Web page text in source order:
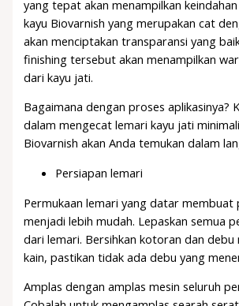
yang tepat akan menampilkan
kayu Biovarnish yang merupakan cat
akan menciptakan transparansi yang
finishing tersebut akan menampilkan
dari kayu jati.
Bagaimana dengan proses aplikasinya?
dalam mengecat lemari kayu jati
Biovarnish akan Anda temukan dalam
Persiapan lemari
Permukaan lemari yang datar membuat
menjadi lebih mudah. Lepaskan semua
dari lemari. Bersihkan kotoran dan debu
kain, pastikan tidak ada debu yang
Amplas dengan amplas mesin seluruh